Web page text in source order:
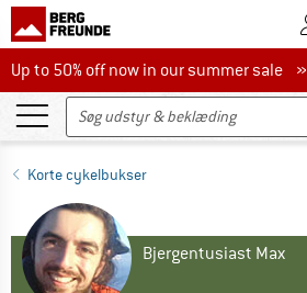
Up to 50% off now in our summer sale
Up to 50% off now in our summer sale »
Korte cykelbukser
Bjergentusiast Max